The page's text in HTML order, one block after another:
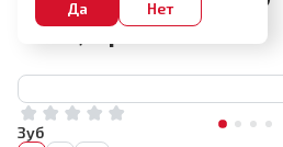
Да Нет
6мм, арт.4994
Зуб